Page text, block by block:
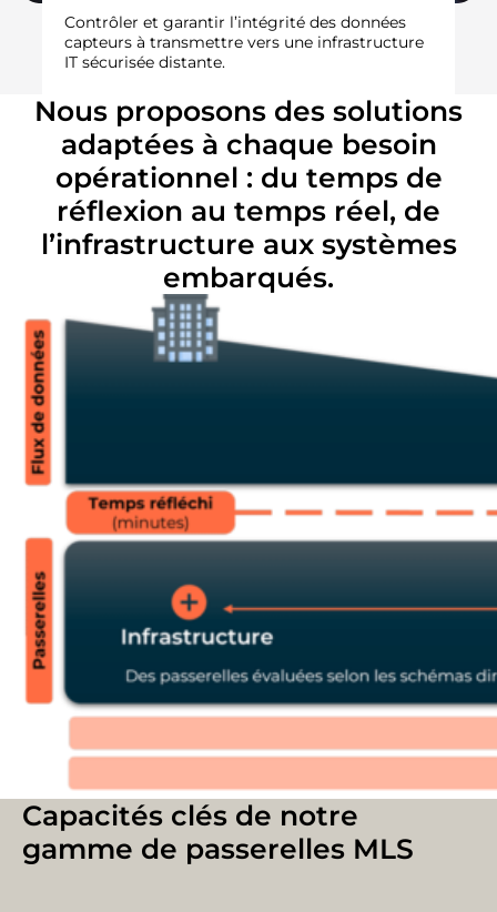
Contrôler et garantir l’intégrité des données
capteurs à transmettre vers une infrastructure
IT sécurisée distante.​
Nous proposons des solutions
adaptées à chaque besoin
opérationnel : du temps de
réflexion au temps réel, de
l’infrastructure aux systèmes
embarqués.
Capacités clés de notre
gamme de passerelles MLS